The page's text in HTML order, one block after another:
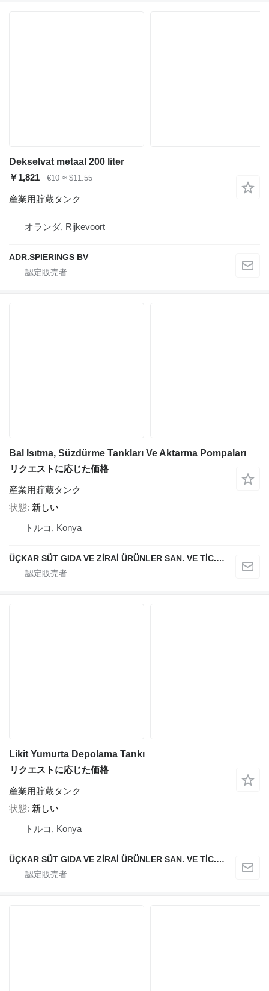
Dekselvat metaal 200 liter
￥1,821
€10 ≈ $11.55
産業用貯蔵タンク
オランダ, Rijkevoort
ADR.SPIERINGS BV
Bal Isıtma, Süzdürme Tankları Ve Aktarma Pompaları
リクエストに応じた価格
産業用貯蔵タンク
状態 新しい
トルコ, Konya
ÜÇKAR SÜT GIDA VE ZİRAİ ÜRÜNLER SAN. VE TİC. LTD. ŞTİ.
Likit Yumurta Depolama Tankı
リクエストに応じた価格
産業用貯蔵タンク
状態 新しい
トルコ, Konya
ÜÇKAR SÜT GIDA VE ZİRAİ ÜRÜNLER SAN. VE TİC. LTD. ŞTİ.